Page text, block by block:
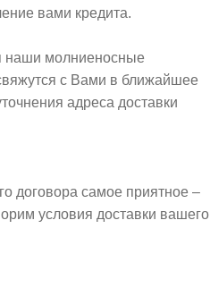
вами кредита.
наши молниеносные
с Вами в ближайшее
адреса доставки
договора самое приятное –
условия доставки вашего